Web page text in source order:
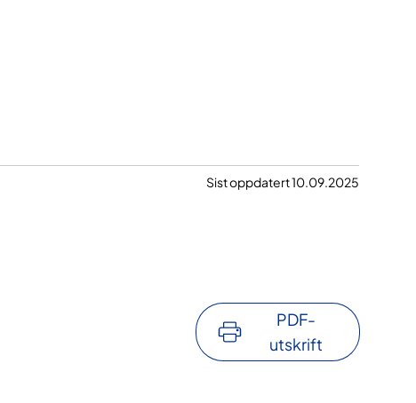
Sist oppdatert 10.09.2025
PDF-
utskrift